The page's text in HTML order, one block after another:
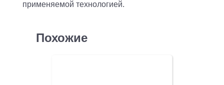
применяемой технологией.
Похожие